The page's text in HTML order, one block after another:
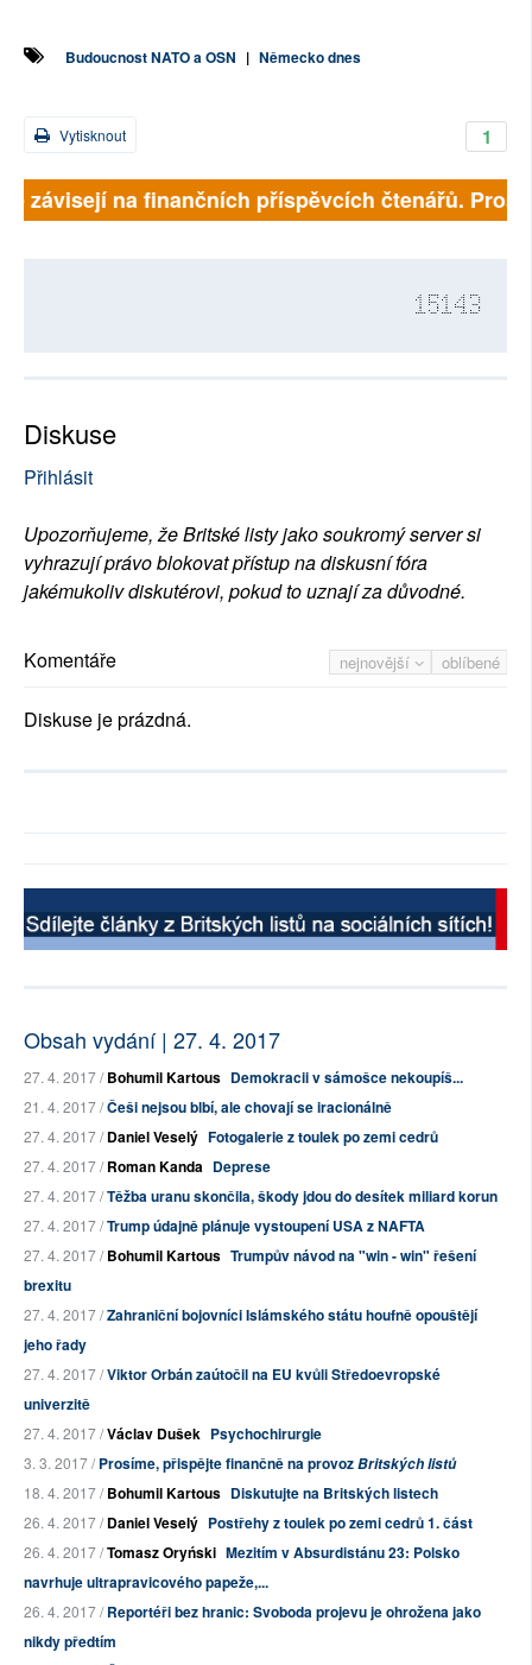
Budoucnost NATO a OSN | Německo dnes
1
Vytisknout
závisejí na finančních příspěvcích čtenářů.
15143
Diskuse
Přihlásit
Upozorňujeme, že Britské listy jako soukromý server si
vyhrazují právo blokovat přístup na diskusní fóra
jakémukoliv diskutérovi, pokud to uznají za důvodné.
nejnovější oblíbené
Komentáře
Diskuse je prázdná.
Obsah vydání | 27. 4. 2017
27. 4. 2017 /Bohumil Kartous Demokracii v sámošce nekoupíš...
21. 4. 2017 /Češi nejsou blbí, ale chovají se iracionálně
27. 4. 2017 /Daniel Veselý Fotogalerie z toulek po zemi cedrů
27. 4. 2017 /Roman Kanda Deprese
27. 4. 2017 /Těžba uranu skončila, škody jdou do desítek miliard korun
27. 4. 2017 /Trump údajně plánuje vystoupení USA z NAFTA
27. 4. 2017 /Bohumil Kartous Trumpův návod na "win - win" řešení
brexitu
27. 4. 2017 /Zahraniční bojovníci Islámského státu houfně opouštějí
jeho řady
27. 4. 2017 /Viktor Orbán zaútočil na EU kvůli Středoevropské
univerzitě
27. 4. 2017 /Václav Dušek Psychochirurgie
3. 3. 2017 /Prosíme, přispějte finančně na provozBritských listů
18. 4. 2017 /Bohumil Kartous Diskutujte na Britských listech
26. 4. 2017 /Daniel Veselý Postřehy z toulek po zemi cedrů 1. část
26. 4. 2017 /Tomasz Oryński Mezitím v Absurdistánu 23: Polsko
navrhuje ultrapravicového papeže,...
26. 4. 2017 /Reportéři bez hranic: Svoboda projevu je ohrožena jako
nikdy předtím